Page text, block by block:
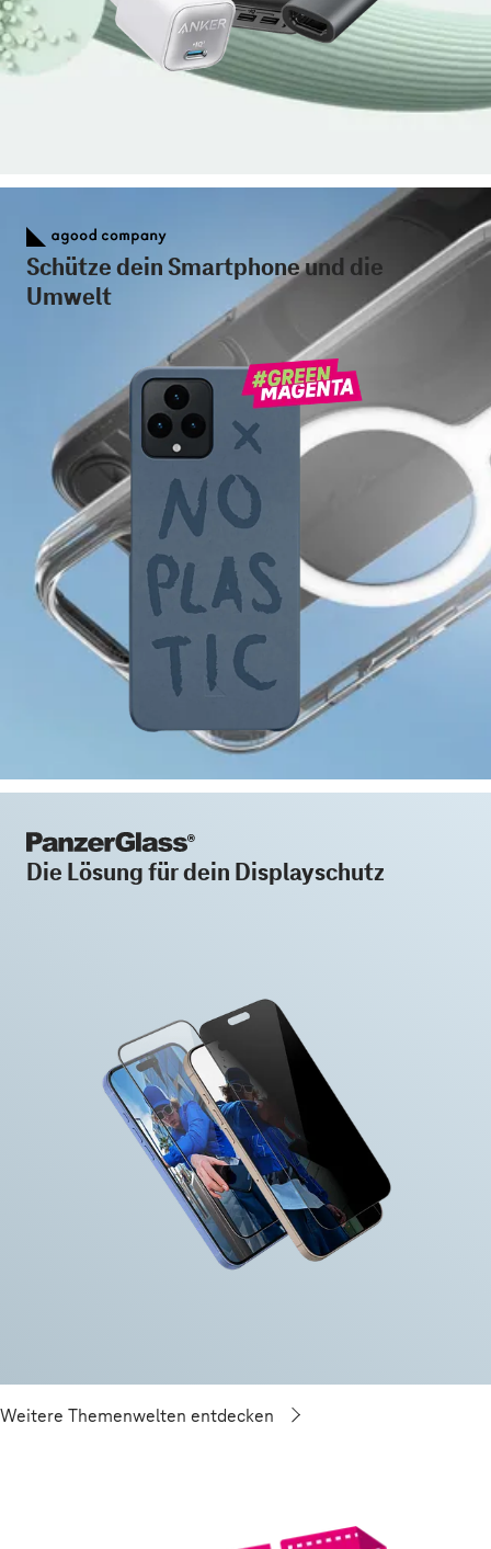
Schütze dein Smartphone und die
Umwelt
Die Lösung für dein Displayschutz
Weitere Themenwelten entdecken